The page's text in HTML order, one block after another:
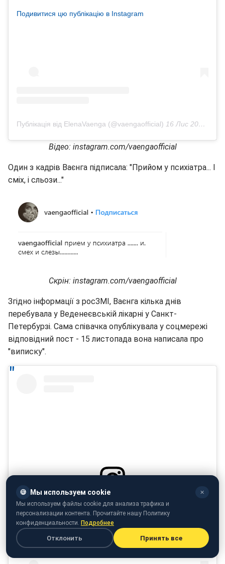
Подивитися цю публікацію в Instagram
Публікація від ElenaVaenga (@vaengaofficial) 16 Лис 2018 в 7:37 PST
Відео: instagram.com/vaengaofficial
Один з кадрів Ваєнга підписала: "Прийом у психіатра... І
сміх, і сльози..."
Скрін: instagram.com/vaengaofficial
Згідно інформації з росЗМІ, Ваєнга кілька днів
перебувала у Веденеєвській лікарні у Санкт-
Петербурзі. Сама співачка опублікувала у соцмережі
відповідний пост - 15 листопада вона написала про
"виписку".
Подивитися цю публікацію в Instagram
🍪 Мы используем cookie ✕
Мы используем файлы cookie для анализа трафика и
персонализации контента. Прочитайте нашу Политику
конфиденциальности. Подробнее
Отклонить Принять все